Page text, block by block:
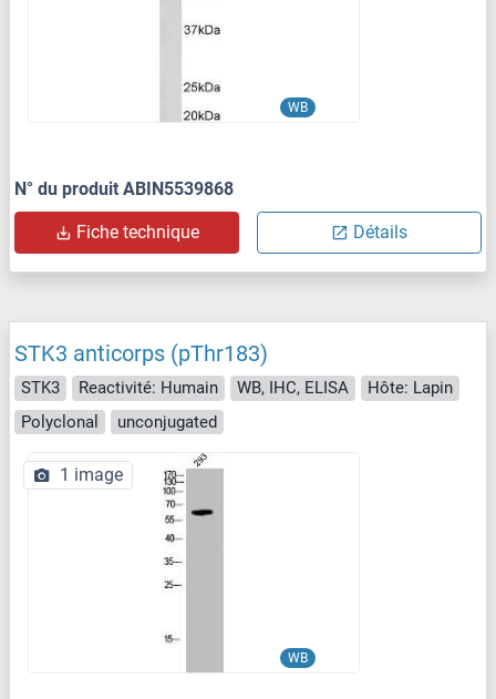
WB
N° du produit ABIN5539868
Fiche technique Détails
STK3 anticorps (pThr183)
STK3 Reactivité: Humain WB, IHC, ELISA
Hôte: Lapin
Polyclonal
unconjugated
WB
1 image